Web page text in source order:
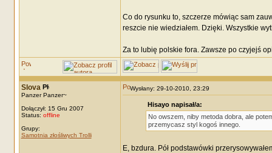
Co do rysunku to, szczerze mówiąc sam
reszcie nie wiedziałem. Dzięki. Wszystkie
Za to lubię polskie fora. Zawsze po czyjejś
Slova
Panzer Panzer~
Dołączył: 15 Gru 2007
Status: offline
Grupy:
Samotnia złośliwych Trolli
Wysłany: 29-10-2010, 23:29
Hisayo napisał/a:
No owszem, niby metoda dobra, ale
przemycasz styl kogoś innego.
E, bzdura. Pół podstawówki